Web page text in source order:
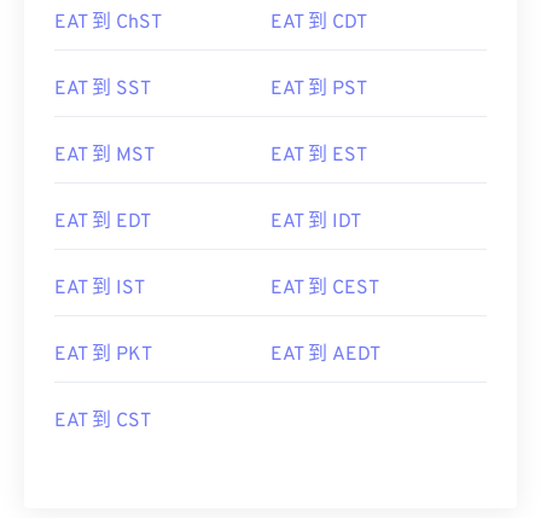
EAT 到 ChST EAT 到 CDT
EAT 到 SST EAT 到 PST
EAT 到 MST EAT 到 EST
EAT 到 EDT EAT 到 IDT
EAT 到 IST EAT 到 CEST
EAT 到 PKT EAT 到 AEDT
EAT 到 CST